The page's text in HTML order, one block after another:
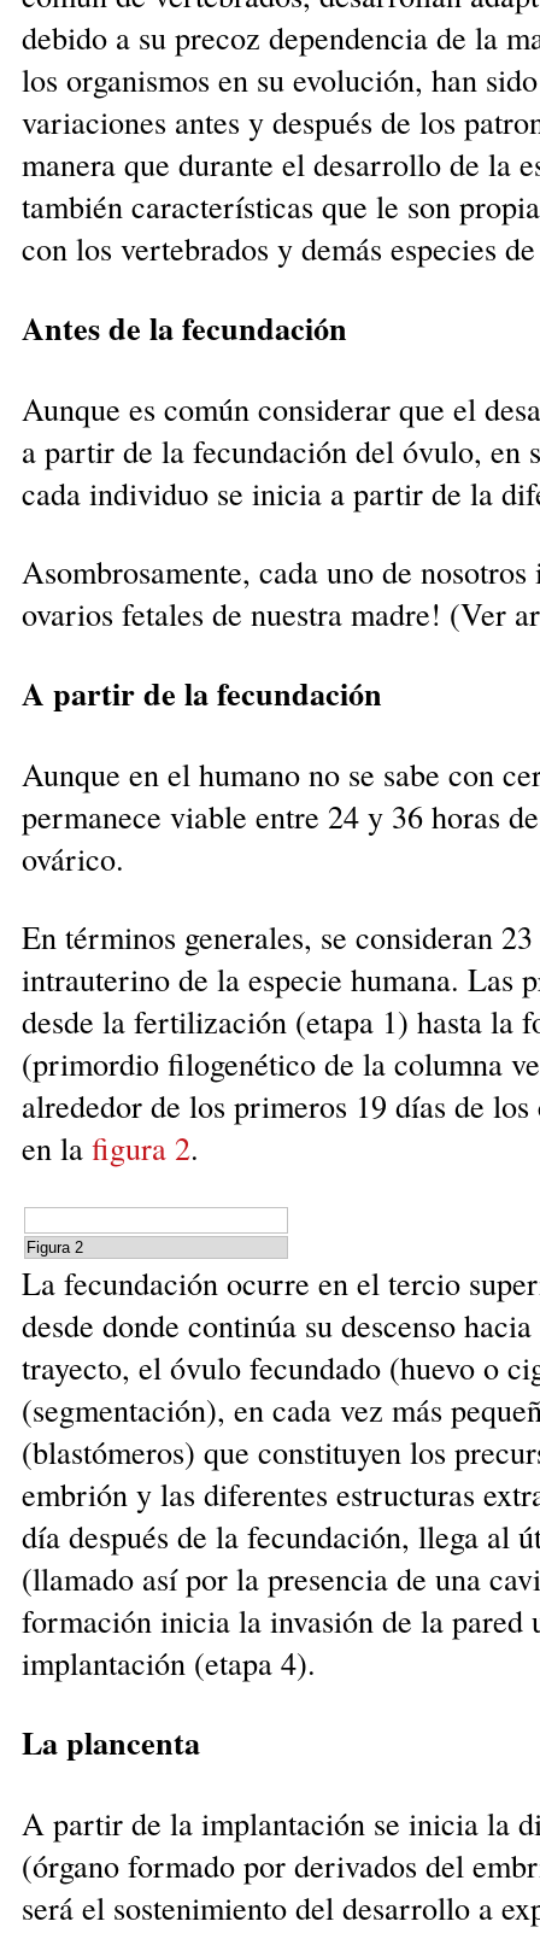
debido a su precoz dependencia de la
los organismos en su evolución, han
variaciones antes y después de los
manera que durante el desarrollo de la
también características que le son
con los vertebrados y demás especies
Antes de la fecundación
Aunque es común considerar que el
a partir de la fecundación del óvulo, en
cada individuo se inicia a partir de la
Asombrosamente, cada uno de
ovarios fetales de nuestra madre! (Ver
A partir de la fecundación
Aunque en el humano no se sabe con
permanece viable entre 24 y 36 horas
ovárico.
En términos generales, se consideran
intrauterino de la especie humana. Las
desde la fertilización (etapa 1) hasta la
(primordio filogenético de la columna
alrededor de los primeros 19 días de
en la figura 2.
Figura 2
La fecundación ocurre en el tercio
desde donde continúa su descenso
trayecto, el óvulo fecundado (huevo o
(segmentación), en cada vez más
(blastómeros) que constituyen los
embrión y las diferentes estructuras
día después de la fecundación, llega al
(llamado así por la presencia de una
formación inicia la invasión de la pared
implantación (etapa 4).
La plancenta
A partir de la implantación se inicia la
(órgano formado por derivados del
será el sostenimiento del desarrollo a